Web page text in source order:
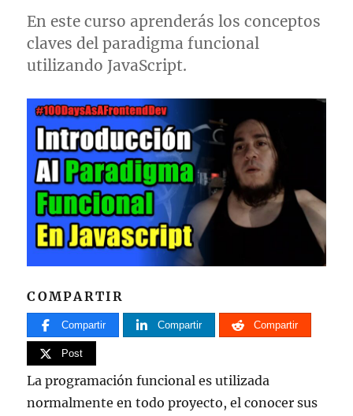
En este curso aprenderás los conceptos
claves del paradigma funcional
utilizando JavaScript.
COMPARTIR
Compartir Compartir Compartir
Post
La programación funcional es utilizada
normalmente en todo proyecto, el conocer sus